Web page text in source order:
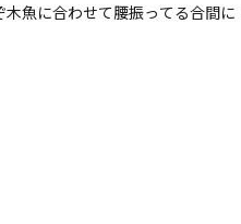
魚に合わせて腰振ってる合間に